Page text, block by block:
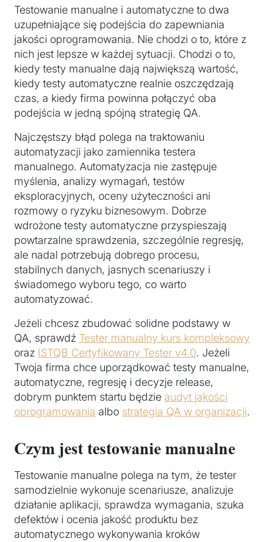
Testowanie manualne i automatyczne to dwa
uzupełniające się podejścia do zapewniania
jakości oprogramowania. Nie chodzi o to, które z
nich jest lepsze w każdej sytuacji. Chodzi o to,
kiedy testy manualne dają największą wartość,
kiedy testy automatyczne realnie oszczędzają
czas, a kiedy firma powinna połączyć oba
podejścia w jedną spójną strategię QA.
Najczęstszy błąd polega na traktowaniu
automatyzacji jako zamiennika testera
manualnego. Automatyzacja nie zastępuje
myślenia, analizy wymagań, testów
eksploracyjnych, oceny użyteczności ani
rozmowy o ryzyku biznesowym. Dobrze
wdrożone testy automatyczne przyspieszają
powtarzalne sprawdzenia, szczególnie regresję,
ale nadal potrzebują dobrego procesu,
stabilnych danych, jasnych scenariuszy i
świadomego wyboru tego, co warto
automatyzować.
Jeżeli chcesz zbudować solidne podstawy w
QA, sprawdź Tester manualny kurs kompleksowy
oraz ISTQB Certyfikowany Tester v4.0. Jeżeli
Twoja firma chce uporządkować testy manualne,
automatyczne, regresję i decyzje release,
dobrym punktem startu będzie audyt jakości
oprogramowania albo strategia QA w organizacji.
Czym jest testowanie manualne
Testowanie manualne polega na tym, że tester
samodzielnie wykonuje scenariusze, analizuje
działanie aplikacji, sprawdza wymagania, szuka
defektów i ocenia jakość produktu bez
automatycznego wykonywania kroków